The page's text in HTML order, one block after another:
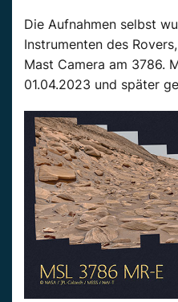
Die Aufnahmen selbst
Instrumenten des
Mast Camera am 3786.
01.04.2023 und später